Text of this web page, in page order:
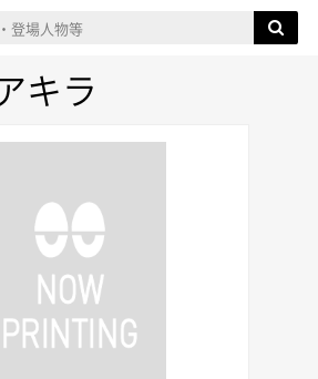
キラ